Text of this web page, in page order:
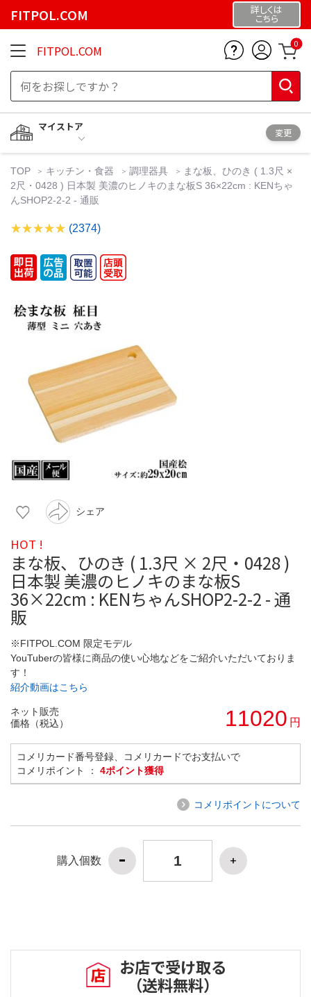
FITPOL.COM 詳しくは
こちら
FITPOL.COM 0
マイストア
変更
TOP キッチン・食器 調理器具
まな板、ひのき ( 1.3尺 ×
2尺・0428 ) 日本製 美濃のヒノキのまな板S 36×22cm : KENちゃ
んSHOP2-2-2 - 通販
(2374)
シェア
HOT !
まな板、ひのき ( 1.3尺 × 2尺・0428 )
日本製 美濃のヒノキのまな板S
36×22cm : KENちゃんSHOP2-2-2 - 通
販
※FITPOL.COM 限定モデル
YouTuberの皆様に商品の使い心地などをご紹介いただいておりま
す！
紹介動画はこちら
ネット販売
価格（税込）
11020 円
コメリカード番号登録、コメリカードでお支払いで
コメリポイント ： 4ポイント獲得
コメリポイントについて
購入個数
お店で受け取る
（送料無料）